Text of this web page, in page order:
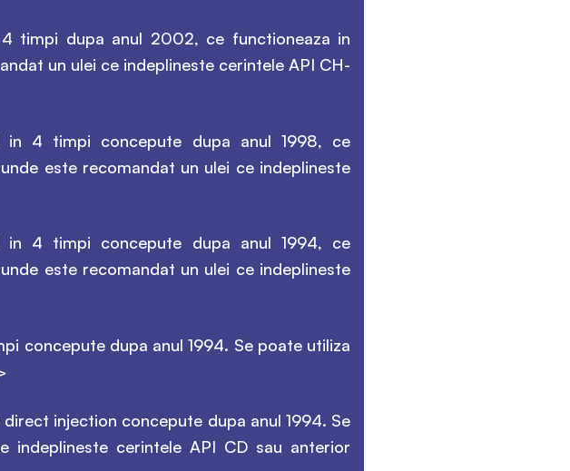
timpi dupa anul 2002, ce functioneaza in
un ulei ce indeplineste cerintele API CH-
4 timpi concepute dupa anul 1998, ce
este recomandat un ulei ce indeplineste
4 timpi concepute dupa anul 1994, ce
este recomandat un ulei ce indeplineste
concepute dupa anul 1994. Se poate utiliza
injection concepute dupa anul 1994. Se
cerintele API CD sau anterior